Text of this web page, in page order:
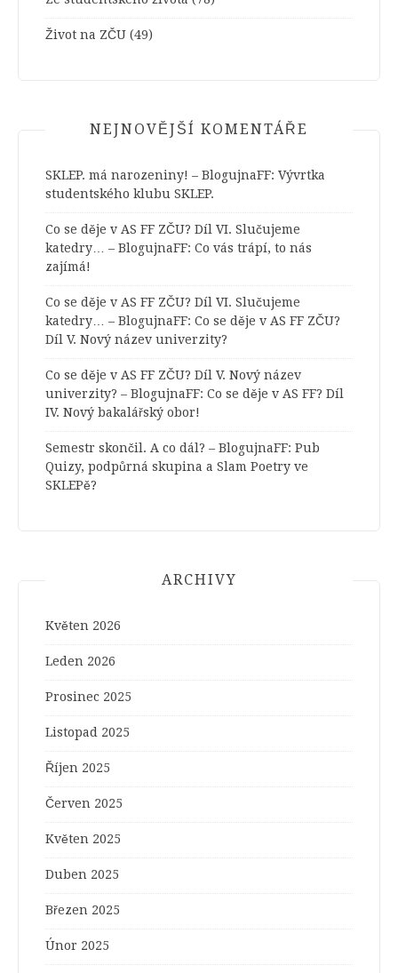
Život na ZČU (49)
NEJNOVĚJŠÍ KOMENTÁŘE
SKLEP. má narozeniny! – BlogujnaFF: Vývrtka
studentského klubu SKLEP.
Co se děje v AS FF ZČU? Díl VI. Slučujeme
katedry… – BlogujnaFF: Co vás trápí, to nás
zajímá!
Co se děje v AS FF ZČU? Díl VI. Slučujeme
katedry… – BlogujnaFF: Co se děje v AS FF ZČU?
Díl V. Nový název univerzity?
Co se děje v AS FF ZČU? Díl V. Nový název
univerzity? – BlogujnaFF: Co se děje v AS FF? Díl
IV. Nový bakalářský obor!
Semestr skončil. A co dál? – BlogujnaFF: Pub
Quizy, podpůrná skupina a Slam Poetry ve
SKLEPě?
ARCHIVY
Květen 2026
Leden 2026
Prosinec 2025
Listopad 2025
Říjen 2025
Červen 2025
Květen 2025
Duben 2025
Březen 2025
Únor 2025